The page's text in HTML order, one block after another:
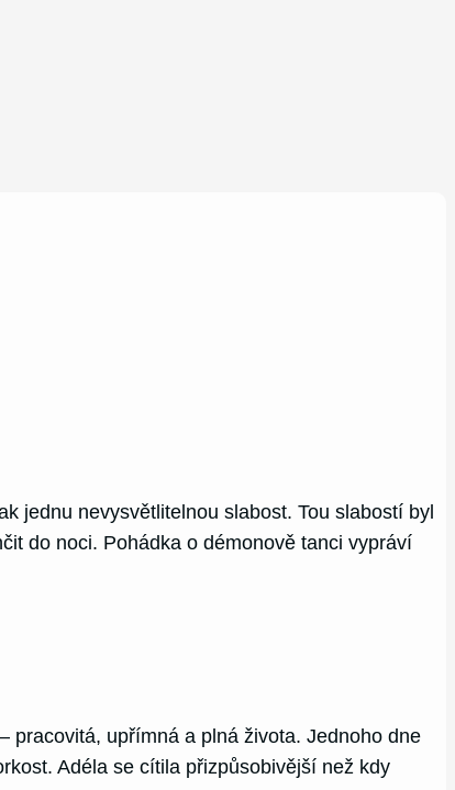
jednu nevysvětlitelnou slabost. Tou slabostí byl
do noci. Pohádka o démonově tanci vypráví
pracovitá, upřímná a plná života. Jednoho dne
Adéla se cítila přizpůsobivější než kdy